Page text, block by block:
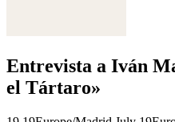
Entrevista a Iván
el Tártaro»